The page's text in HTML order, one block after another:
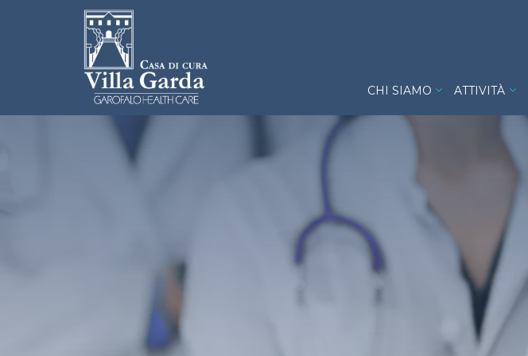
Salta al contenuto principale
CHI SIAMO ATTIVITÀ